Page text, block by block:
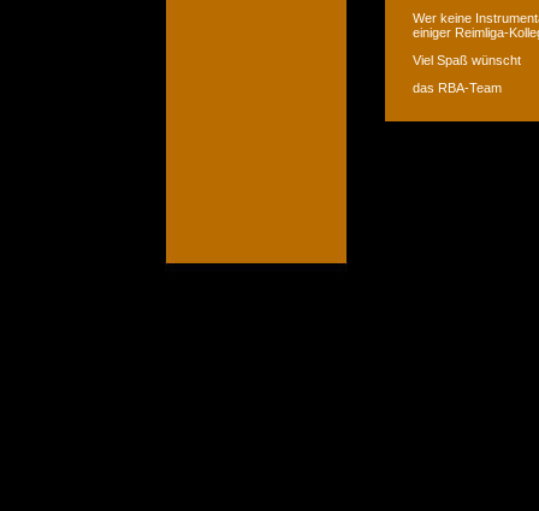
Wer keine
einiger Reimliga-
Viel Spaß wünscht
das RBA-Team